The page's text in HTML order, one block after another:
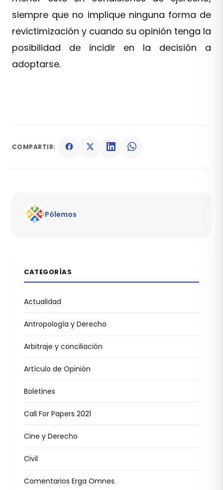
siempre que no implique ninguna forma de
revictimización y cuando su opinión tenga la
posibilidad de incidir en la decisión a
adoptarse.
COMPARTIR:
Pólemos
CATEGORÍAS
Actualidad
Antropología y Derecho
Arbitraje y conciliación
Artículo de Opinión
Boletines
Call For Papers 2021
Cine y Derecho
Civil
Comentarios Erga Omnes